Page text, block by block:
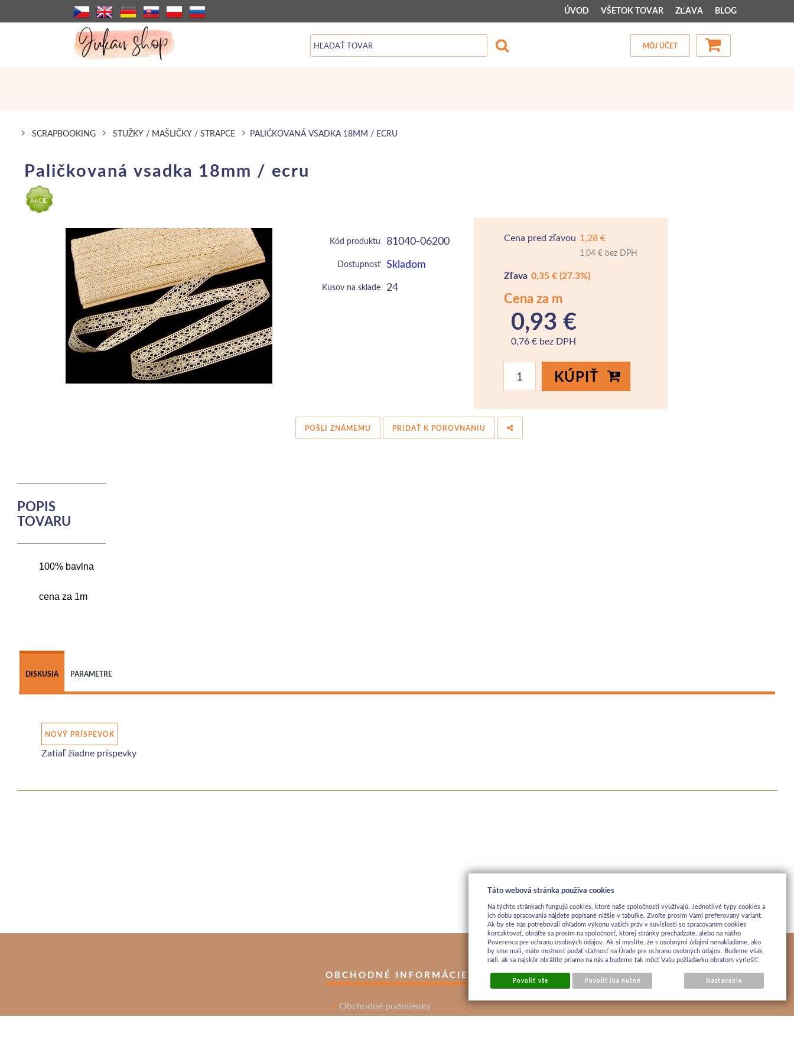
ÚVOD VŠETOK TOVAR ZĽAVA BLOG
MÔJ ÚČET
SCRAPBOOKING STUŽKY / MAŠLIČKY / STRAPCE PALIČKOVANÁ VSADKA 18MM / ECRU
Paličkovaná vsadka 18mm / ecru
Kód produktu 81040-06200
Dostupnosť Skladom
Kusov na sklade 24
Cena pred zľavou 1,28 €
1,04 € bez DPH
Zľava 0,35 € (27.3%)
Cena za m
0,93 €
0,76 € bez DPH
KÚPIŤ
POŠLI ZNÁMEMU PRIDAŤ K POROVNANIU
POPIS
TOVARU
100% bavlna
cena za 1m
DISKUSIA PARAMETRE
NOVÝ PRÍSPEVOK
Zatiaľ žiadne príspevky
OBCHODNÉ INFORMÁCIE
Obchodné podmienky
Táto webová stránka používa cookies
Na týchto stránkach fungujú cookies, ktoré naše spoločnosti využívajú. Jednotlivé typy cookies a
ich dobu spracovania nájdete popísané nižšie v tabuľke. Zvoľte prosím Vami preferovaný variant.
Ak by ste nás potrebovali ohľadom výkonu vašich práv v súvislosti so spracovaním cookies
kontaktovať, obráťte sa prosím na spoločnosť, ktorej stránky prechádzate, alebo na nášho
Poverenca pre ochranu osobných údajov. Ak si myslíte, že s osobnými údajmi nenakladáme, ako
by sme mali, máte možnosť podať sťažnosť na Úrade pre ochranu osobných údajov. Budeme však
radi, ak sa najskôr obrátite priamo na nás a budeme tak môcť Vašu požiadavku obratom vyriešiť.
Povoliť vše Povoliť iba nutné Nastavenie